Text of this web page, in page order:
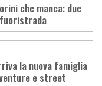
che manca: due
la nuova famiglia
e street